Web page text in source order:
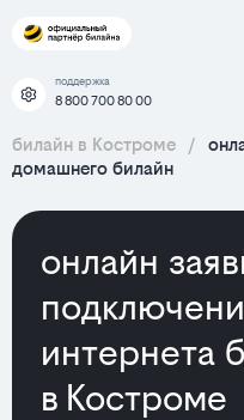
поддержка
8 800 700 80 00
билайн в Костроме /
домашнего билайн
онлайн
интернета
в Костроме